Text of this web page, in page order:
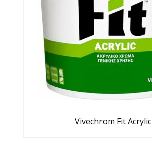
Vivechrom Fit Acrylic